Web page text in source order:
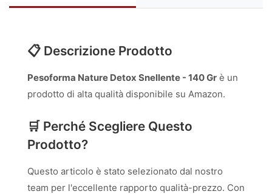
📋 Descrizione Prodotto
Pesoforma Nature Detox Snellente - 140 Gr è un
prodotto di alta qualità disponibile su Amazon.
🛒 Perché Scegliere Questo
Prodotto?
Questo articolo è stato selezionato dal nostro
team per l'eccellente rapporto qualità-prezzo. Con